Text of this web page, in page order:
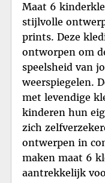
Maat 6
stijlvolle
prints. Deze
ontworpen om
speelsheid van
weerspiegelen.
met levendige
kinderen hun
zich
ontwerpen in
maken maat 6
aantrekkelijk